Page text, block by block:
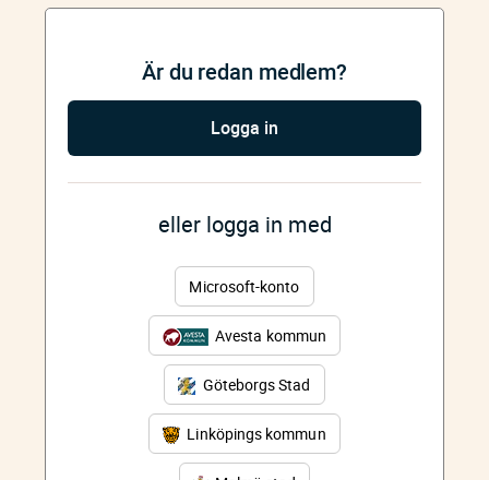
Är du redan medlem?
Logga in
eller logga in med
Microsoft-konto
Avesta kommun
Göteborgs Stad
Linköpings kommun